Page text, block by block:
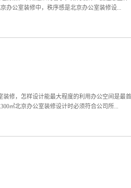
办公室装修中，秩序感是北京办公室装修设...
整、简洁、有节奏的设计重组，并在此过程中尽
重功能区的布局划分的合理性，且这些区域的
高标准、高质量，此事可以交给专业的公司来
的人文气质，将北京办公室装修设计注入更多的
修，怎样设计能最大程度的利用办公空间是最
㎡北京办公室装修设计时必须符合公司所...
生良好的印象。二、办公室实际使用功能区办公
装修设计风格、颜色搭配、装饰摆件、氛围营
整个公司的形象和企业文化。因此在突出企业